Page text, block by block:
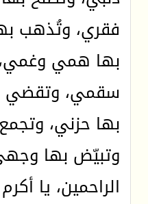
فقري، وتُذهب
بها همي
سقمي، وتقضي
بها حزني،
وتبيّض بها
الراحمين، يا